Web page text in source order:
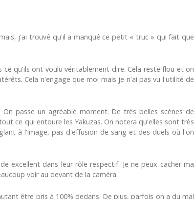
j'ai trouvé qu'il a manqué ce petit « truc » qui fait que
qu'ils ont voulu véritablement dire. Cela reste flou et on
Cela n'engage que moi mais je n'ai pas vu l'utilité de
passe un agréable moment. De très belles scènes de
ce qui entoure les Yakuzas. On notera qu'elles sont très
à l'image, pas d'effusion de sang et des duels où l'on
excellent dans leur rôle respectif. Je ne peux cacher ma
voir au devant de la caméra.
être pris à 100% dedans. De plus, parfois on a du mal